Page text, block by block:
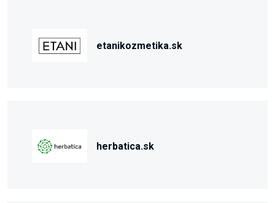
etanikozmetika.sk
herbatica.sk